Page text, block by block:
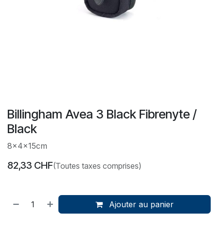
Billingham Avea 3 Black Fibrenyte /
Black
8x4x15cm
82,33 CHF(Toutes taxes comprises)
Ajouter au panier